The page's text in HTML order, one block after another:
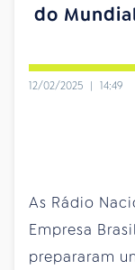
do
12/02/2025 | 14:49
As Rádio
Empresa
prepararam